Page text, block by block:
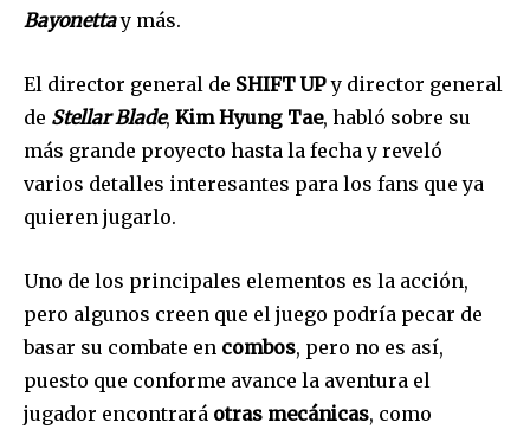
Bayonettay más.
El director general de SHIFT UPy director general
de Stellar Blade, Kim Hyung Tae, habló sobre su
más grande proyecto hasta la fecha y reveló
varios detalles interesantes para los fans que ya
quieren jugarlo.
Uno de los principales elementos es la acción,
pero algunos creen que el juego podría pecar de
basar su combate en combos, pero no es así,
puesto que conforme avance la aventura el
jugador encontrará otras mecánicas, como